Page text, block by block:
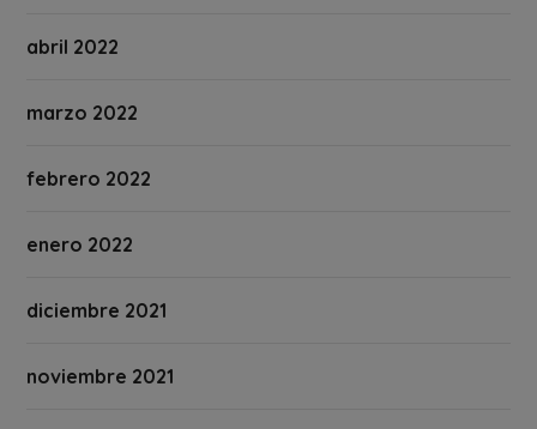
abril 2022
marzo 2022
febrero 2022
enero 2022
diciembre 2021
noviembre 2021